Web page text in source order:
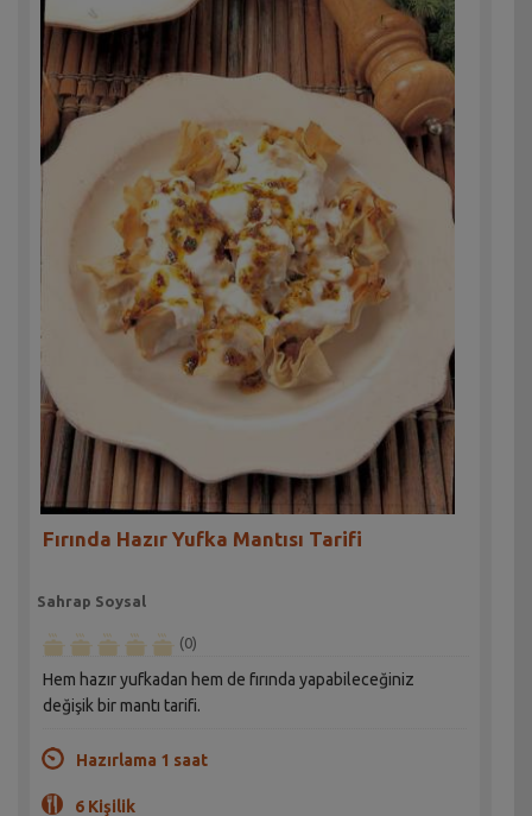
Fırında Hazır Yufka Mantısı Tarifi
Sahrap Soysal
(0)
Hem hazır yufkadan hem de fırında yapabileceğiniz
değişik bir mantı tarifi.
Hazırlama 1 saat
6 Kişilik